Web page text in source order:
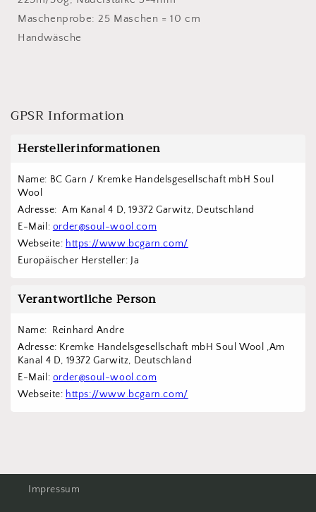
Maschenprobe: 25 Maschen = 10 cm
Handwäsche
GPSR Information
Herstellerinformationen
Name: BC Garn / Kremke Handelsgesellschaft mbH Soul
Wool
Adresse:  Am Kanal 4 D, 19372 Garwitz, Deutschland
E-Mail: order@soul-wool.com
Webseite: https://www.bcgarn.com/
Europäischer Hersteller: Ja
Verantwortliche Person
Name:  Reinhard Andre
Adresse: Kremke Handelsgesellschaft mbH Soul Wool ,Am
Kanal 4 D, 19372 Garwitz, Deutschland
E-Mail: order@soul-wool.com
Webseite: https://www.bcgarn.com/
Impressum